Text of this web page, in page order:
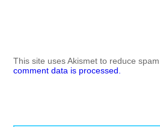
This site uses Akismet to reduce spam.
comment data is processed.